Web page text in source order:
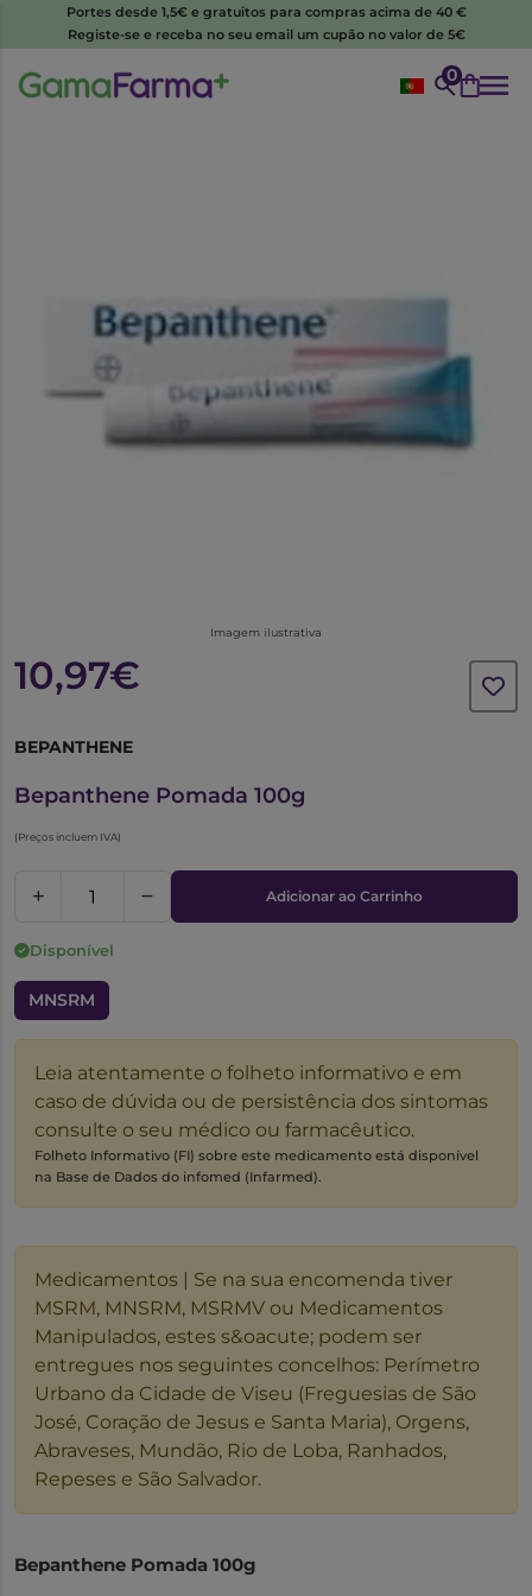
Portes desde 1,5€ e gratuitos para compras acima de 40 €
Registe-se e receba no seu email um cupão no valor de 5€
0
Imagem ilustrativa
10,97€
BEPANTHENE
Bepanthene Pomada 100g
(Preços incluem IVA)
Adicionar ao Carrinho
Disponível
MNSRM
Leia atentamente o folheto informativo e em
caso de dúvida ou de persistência dos sintomas
consulte o seu médico ou farmacêutico.
Folheto Informativo (FI) sobre este medicamento está disponível
na Base de Dados do infomed (Infarmed).
Medicamentos | Se na sua encomenda tiver
MSRM, MNSRM, MSRMV ou Medicamentos
Manipulados, estes s&oacute; podem ser
entregues nos seguintes concelhos: Perímetro
Urbano da Cidade de Viseu (Freguesias de São
José, Coração de Jesus e Santa Maria), Orgens,
Abraveses, Mundão, Rio de Loba, Ranhados,
Repeses e São Salvador.
Bepanthene Pomada 100g